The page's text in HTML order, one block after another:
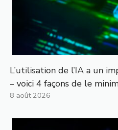
L’utilisation de l’IA a un
– voici 4 façons de le
8 août 2026